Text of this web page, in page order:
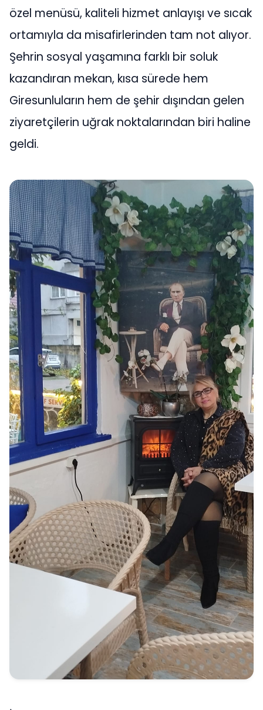
özel menüsü, kaliteli hizmet anlayışı ve sıcak
ortamıyla da misafirlerinden tam not alıyor.
Şehrin sosyal yaşamına farklı bir soluk
kazandıran mekan, kısa sürede hem
Giresunluların hem de şehir dışından gelen
ziyaretçilerin uğrak noktalarından biri haline
geldi.